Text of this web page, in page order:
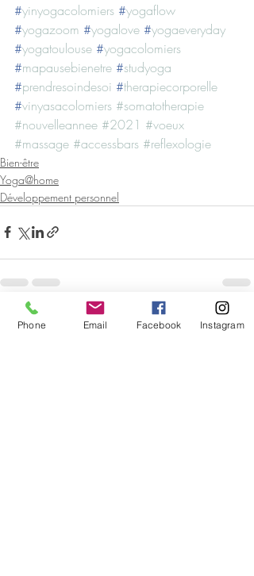
#yinyogacolomiers #yogaflow
#yogazoom #yogalove #yogaeveryday
#yogatoulouse #yogacolomiers
#mapausebienetre #studyoga
#prendresoindesoi #therapiecorporelle
#vinyasacolomiers #somatotherapie
#nouvelleannee #2021 #voeux
#massage #accessbars #reflexologie
Bien-être
Yoga@home
Développement personnel
Posts récents Voir tout
Phone Email Facebook Instagram